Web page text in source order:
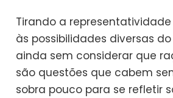
Tirando a
às possibilidades diversas
ainda sem considerar que
são questões que cabem
sobra pouco para se refletir